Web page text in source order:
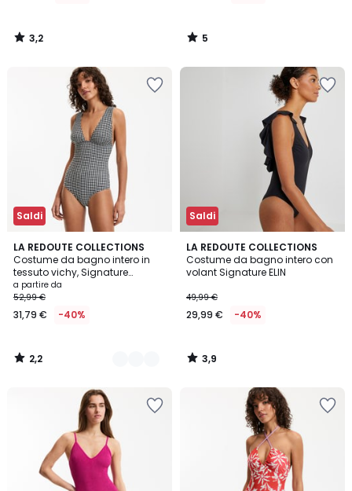
42,99
€ 3,2
/
5
/
Saldi
LA REDOUTE COLLECTIONS
Costume da bagno intero in
tessuto vichy, Signature
JOHANE
a partire da
52,99 €
31,79 € -40%
2,2
/ 5
2
Colori
2,2
/
Saldi
LA REDOUTE COLLECTIONS
Costume da bagno intero con
volant Signature ELIN
49,99 €
29,99 € -40%
3,9
/ 5
3,9
/